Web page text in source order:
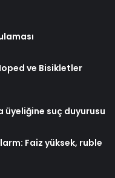
ve Bisikletler
üyeliğine suç duyurusu
Faiz yüksek, ruble